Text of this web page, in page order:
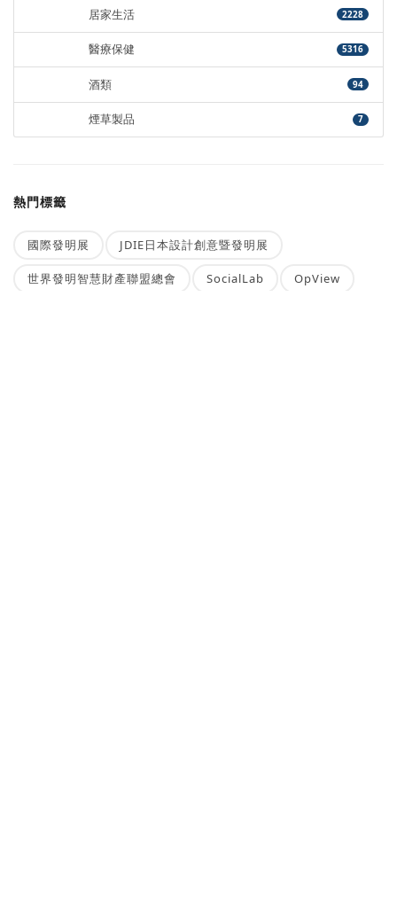
居家生活 2228
醫療保健 5316
酒類 94
煙草製品 7
熱門標籤
國際發明展 JDIE日本設計創意暨發明展
世界發明智慧財產聯盟總會 SocialLab OpView